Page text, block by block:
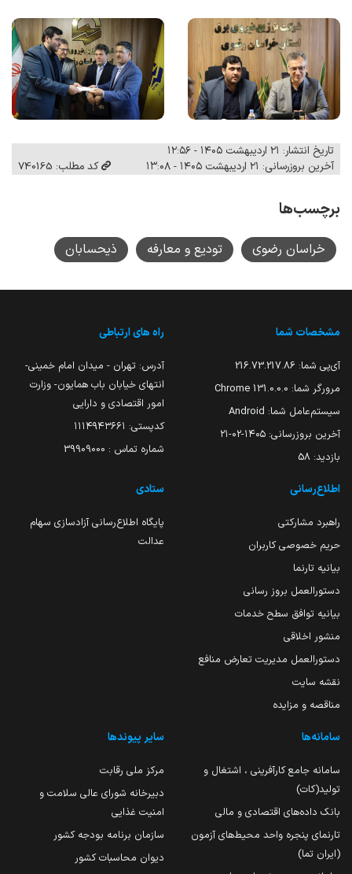
تاریخ انتشار: ۲۱ اردیبهشت ۱۴۰۵ - ۱۲:۵۶
آخرین بروزرسانی: ۲۱ اردیبهشت ۱۴۰۵ - ۱۳:۰۸
کد مطلب: 740165
برچسب‌ها
خراسان رضوی تودیع و معارفه ذیحسابان
مشخصات شما
آی‌پی شما: 216.73.217.86
مرورگر شما: 131.0.0.0 Chrome
سیستم‌عامل شما: Android
آخرین بروزرسانی: ۱۴۰۵-۰۲-۲۱
بازدید: 58
راه های ارتباطی
آدرس: تهران - میدان امام خمینی-
انتهای خیابان باب همایون- وزارت
امور اقتصادی و دارایی
کدپستی: ۱۱۱۴۹۴۳۶۶۱
شماره تماس : 39909000
اطلاع‌رسانی
راهبرد مشارکتی
حریم خصوصی کاربران
بیانیه تارنما
دستورالعمل بروز رسانی
بیانیه توافق سطح خدمات
منشور اخلاقی
دستورالعمل مدیریت تعارض منافع
نقشه سایت
مناقصه و مزایده
ستادی
پایگاه اطلاع‌رسانی آزادسازی سهام
عدالت
سامانه‌ها
سامانه جامع کارآفرینی ، اشتغال و
تولید(کات)
بانک داده‌های اقتصادی و مالی
تارنمای پنجره واحد محیط‌های آزمون
(ایران تما)
سایر پیوندها
مرکز ملی رقابت
دبیرخانه شورای عالی سلامت و
امنیت غذایی
سازمان برنامه بودجه کشور
دیوان محاسبات کشور